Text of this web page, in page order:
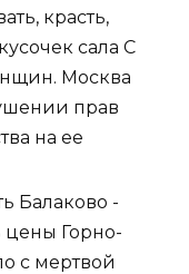
красть,
сала С
Москва
прав
на ее
Балаково -
цены Горно-
с мертвой